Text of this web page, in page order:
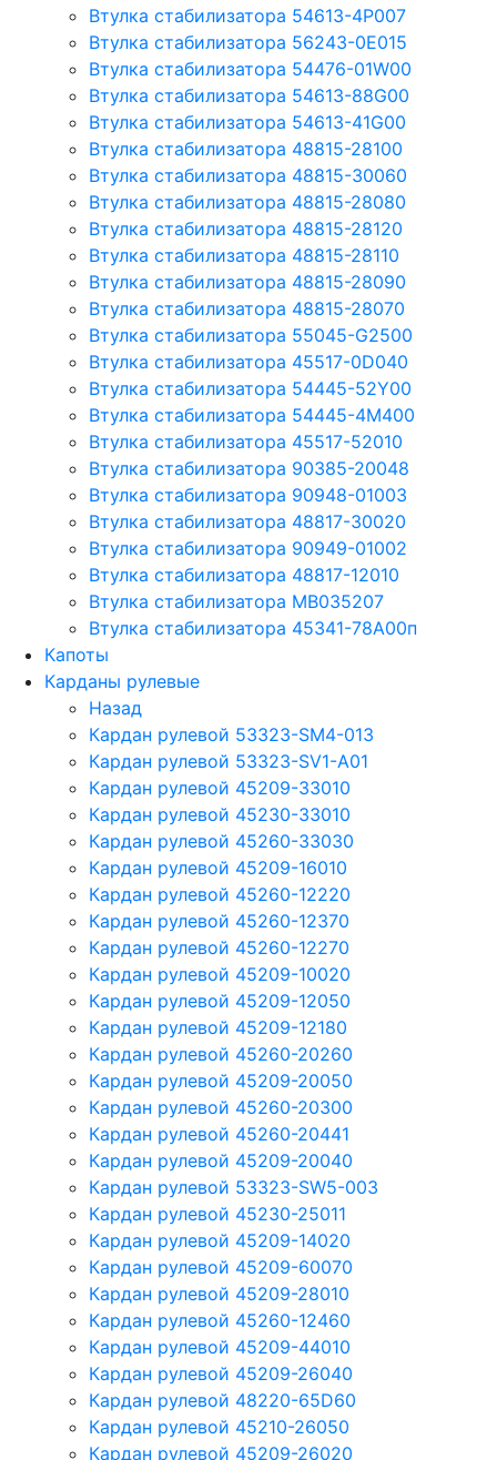
Втулка стабилизатора 54613-4P007
Втулка стабилизатора 56243-0E015
Втулка стабилизатора 54476-01W00
Втулка стабилизатора 54613-88G00
Втулка стабилизатора 54613-41G00
Втулка стабилизатора 48815-28100
Втулка стабилизатора 48815-30060
Втулка стабилизатора 48815-28080
Втулка стабилизатора 48815-28120
Втулка стабилизатора 48815-28110
Втулка стабилизатора 48815-28090
Втулка стабилизатора 48815-28070
Втулка стабилизатора 55045-G2500
Втулка стабилизатора 45517-0D040
Втулка стабилизатора 54445-52Y00
Втулка стабилизатора 54445-4M400
Втулка стабилизатора 45517-52010
Втулка стабилизатора 90385-20048
Втулка стабилизатора 90948-01003
Втулка стабилизатора 48817-30020
Втулка стабилизатора 90949-01002
Втулка стабилизатора 48817-12010
Втулка стабилизатора MB035207
Втулка стабилизатора 45341-78A00п
Капоты
Карданы рулевые
Назад
Кардан рулевой 53323-SM4-013
Кардан рулевой 53323-SV1-A01
Кардан рулевой 45209-33010
Кардан рулевой 45230-33010
Кардан рулевой 45260-33030
Кардан рулевой 45209-16010
Кардан рулевой 45260-12220
Кардан рулевой 45260-12370
Кардан рулевой 45260-12270
Кардан рулевой 45209-10020
Кардан рулевой 45209-12050
Кардан рулевой 45209-12180
Кардан рулевой 45260-20260
Кардан рулевой 45209-20050
Кардан рулевой 45260-20300
Кардан рулевой 45260-20441
Кардан рулевой 45209-20040
Кардан рулевой 53323-SW5-003
Кардан рулевой 45230-25011
Кардан рулевой 45209-14020
Кардан рулевой 45209-60070
Кардан рулевой 45209-28010
Кардан рулевой 45260-12460
Кардан рулевой 45209-44010
Кардан рулевой 45209-26040
Кардан рулевой 48220-65D60
Кардан рулевой 45210-26050
Кардан рулевой 45209-26020